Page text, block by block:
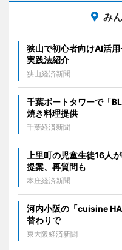
み
狭山で初心者向けAI活
実践法紹介
狭山経済新聞
千葉ポートタワーで「
焼き料理提供
千葉経済新聞
上里町の児童生徒16人
提案、再質問も
本庄経済新聞
河内小阪の「cuisine
替わりで
東大阪経済新聞